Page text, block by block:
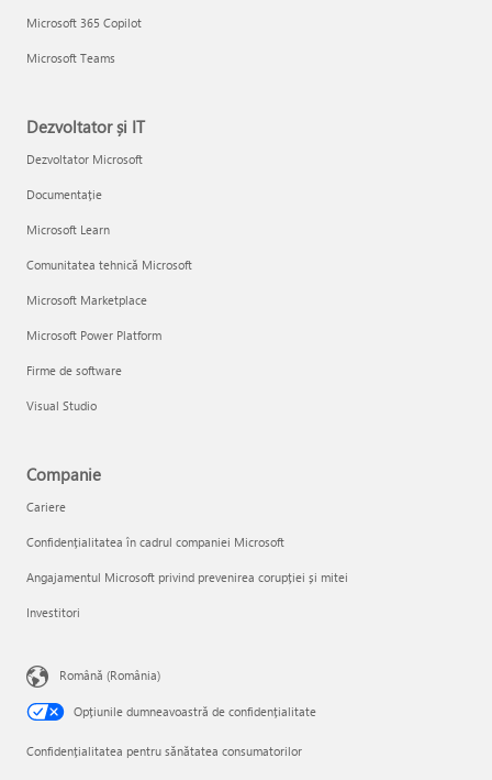
Microsoft 365 Copilot
Microsoft Teams
Dezvoltator și IT
Dezvoltator Microsoft
Documentație
Microsoft Learn
Comunitatea tehnică Microsoft
Microsoft Marketplace
Microsoft Power Platform
Firme de software
Visual Studio
Companie
Cariere
Confidențialitatea în cadrul companiei Microsoft
Angajamentul Microsoft privind prevenirea corupției și mitei
Investitori
Română (România)
Opțiunile dumneavoastră de confidențialitate
Confidențialitatea pentru sănătatea consumatorilor